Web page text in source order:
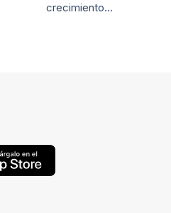
crecimiento…